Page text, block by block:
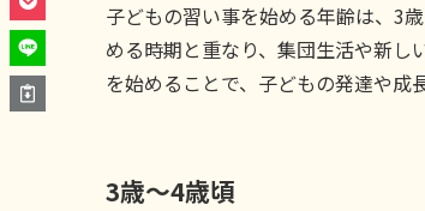
子どもの習い事を始める年齢は、3
める時期と重なり、集団生活や新し
を始めることで、子どもの発達や成
3歳〜4歳頃